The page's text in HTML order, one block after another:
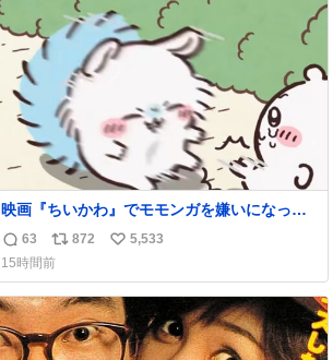
数
数
映画『ちいかわ』でモモンガを嫌いになった
人へ それでも愛される理由と可能性 kai-
you.net/article/96186 『映画ちいかわ 人魚の
島のひみつ』を3回観て、原作も追っている筆
者が、モモンガの名誉回復を試みようとする
記事です。ちいかわ初心者向けです🖊
返
信
数
63
リ
ポ
ス
ト
数
872
い
ね
数
5,533
15時間前